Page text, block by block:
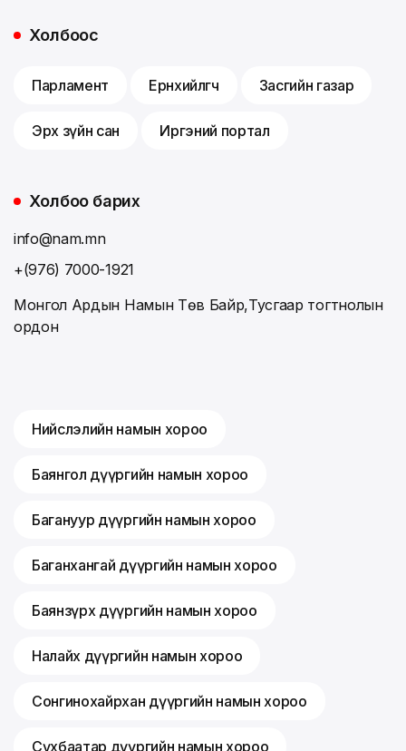
Холбоос
Парламент Ерөнхийлөгч Засгийн газар
Эрх зүйн сан Иргэний портал
Холбоо барих
info@nam.mn
+(976) 7000-1921
Монгол Ардын Намын Төв Байр,Тусгаар тогтнолын
ордон
Нийслэлийн намын хороо
Баянгол дүүргийн намын хороо
Багануур дүүргийн намын хороо
Баганхангай дүүргийн намын хороо
Баянзүрх дүүргийн намын хороо
Налайх дүүргийн намын хороо
Сонгинохайрхан дүүргийн намын хороо
Сүхбаатар дүүргийн намын хороо